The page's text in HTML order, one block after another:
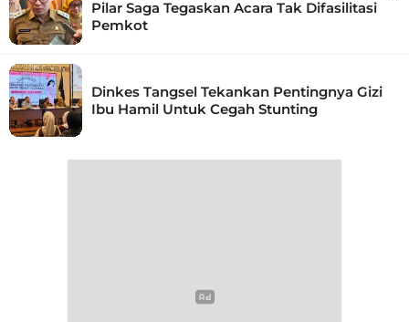
Pilar Saga Tegaskan Acara Tak Difasilitasi
Pemkot
Dinkes Tangsel Tekankan Pentingnya Gizi
Ibu Hamil Untuk Cegah Stunting